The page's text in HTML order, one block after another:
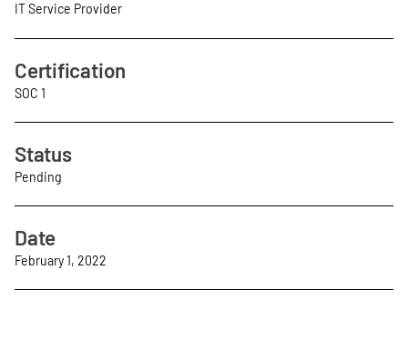
IT Service Provider
Certification
SOC 1
Status
Pending
Date
February 1, 2022